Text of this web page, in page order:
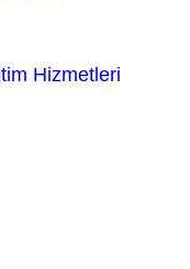
Hizmetleri